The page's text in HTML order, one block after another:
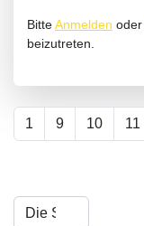
BitteAnmelden oder
beizutreten.
1 9 10 11